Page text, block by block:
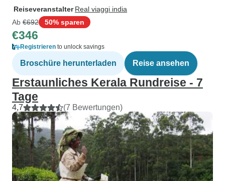
Reiseveranstalter Real viaggi india
Ab €692 50% sparen
€346
Registrieren to unlock savings
Broschüre herunterladen Reise ansehen
Erstaunliches Kerala Rundreise - 7
Tage
4,7 (7 Bewertungen)